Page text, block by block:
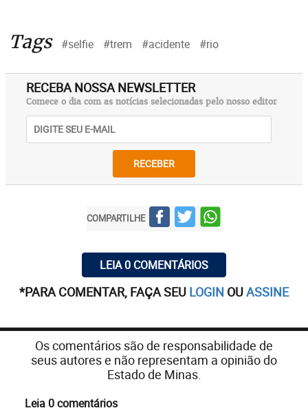
Tags #selfie #trem #acidente #rio
RECEBA NOSSA NEWSLETTER
Comece o dia com as notícias selecionadas pelo nosso editor
RECEBER
COMPARTILHE
LEIA 0 COMENTÁRIOS
*PARA COMENTAR, FAÇA SEU LOGIN OUASSINE
Os comentários são de responsabilidade de
seus autores e não representam a opinião do
Estado de Minas.
Leia 0 comentários